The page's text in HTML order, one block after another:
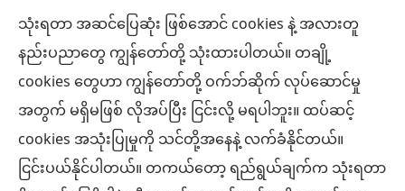
သုံးရတာ အဆင်ပြေဆုံး ဖြစ်အောင် cookies နဲ့ အလားတူ
နည်းပညာတွေ ကျွန်တော်တို့ သုံးထားပါတယ်။ တချို့
cookies တွေဟာ ကျွန်တော်တို့ ဝက်ဘ်ဆိုက် လုပ်ဆောင်မှု
အတွက် မရှိမဖြစ် လိုအပ်ပြီး ငြင်းလို့ မရပါဘူး။ ထပ်ဆင့်
cookies အသုံးပြုမှုကို သင်တို့အနေနဲ့ လက်ခံနိုင်တယ်။
ငြင်းပယ်နိုင်ပါတယ်။ တကယ်တော့ ရည်ရွယ်ချက်က သုံးရတာ
အလှူငွေ
(window
အသစ်
ဖွ
င့်
နေ
ပါ
တယ်)
ကင်းမျှော်စင် အွန်လိုင်းစာကြည့်တိုက်™
(window
အသစ်
ဖွ
င့်
နေ
JW Hub®
(window
အသစ်
ဖွ
JW Library®